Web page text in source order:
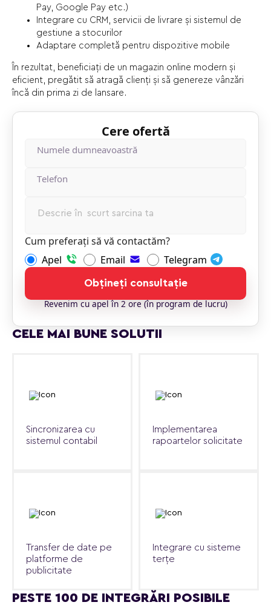
Pay, Google Pay etc.)
Integrare cu CRM, servicii de livrare și sistemul de
gestiune a stocurilor
Adaptare completă pentru dispozitive mobile
În rezultat, beneficiați de un magazin online modern și
eficient, pregătit să atragă clienți și să genereze vânzări
încă din prima zi de lansare.
Cere ofertă
Numele dumneavoastră
Tеlеfon
Cum preferați să vă contactăm?
Apel
Email Telegram
Obțineți consultație
Revenim cu apel în 2 ore (în program de lucru)
CELE MAI BUNE SOLUTII
Sincronizarea cu
sistemul contabil
Implementarea
rapoartelor solicitate
Transfer de date pe
platforme de
publicitate
Integrare cu sisteme
terțe
PESTE 100 DE INTEGRĂRI POSIBILE